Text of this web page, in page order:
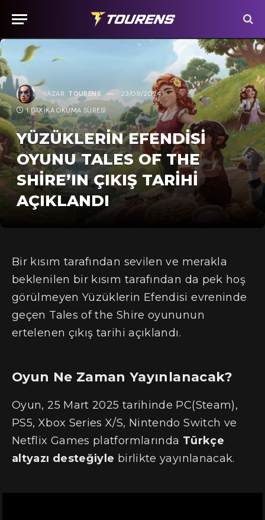
YAZAR: TOURENS 23/09/2024
1 DAKIKA OKUMA SÜRESI
YÜZÜKLERIN EFENDISI
OYUNU TALES OF THE
SHIRE’IN ÇIKIŞ TARIHI
AÇIKLANDI
Bir kısım tarafından sevilen ve merakla
beklenilen bir kısım tarafından da pek hoş
görülmeyen Yüzüklerin Efendisi evreninde
geçen Tales of the Shire oyununun
ertelenen çıkış tarihi açıklandı.
Oyun Ne Zaman Yayınlanacak?
Oyun, 25 Mart 2025 tarihinde PC(Steam),
PS5, Xbox Series X/S, Nintendo Switch ve
Netflix Games platformlarında Türkçe
altyazı desteğiyle birlikte yayınlanacak.